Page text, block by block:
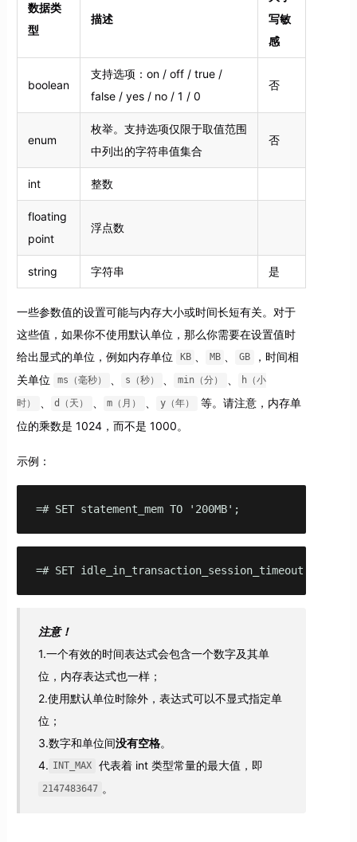
数据类
型
描述
写敏
感
boolean
支持选项：on / off / true /
false / yes / no / 1 / 0
否
enum
枚举。支持选项仅限于取值范围
中列出的字符串值集合
否
int 整数
floating
point
浮点数
string 字符串 是
一些参数值的设置可能与内存大小或时间长短有关。对于
这些值，如果你不使用默认单位，那么你需要在设置值时
给出显式的单位，例如内存单位
KB MB GB
，时间相
关单位
ms（毫秒） s（秒） min（分） h（小
时） d（天） m（月） y（年）
等。请注意，内存单
位的乘数是 1024，而不是 1000。
示例：
=# SET statement_mem TO '200MB';
=# SET idle_in_transaction_session_timeout TO
注意！
1.一个有效的时间表达式会包含一个数字及其单
位，内存表达式也一样；
2.使用默认单位时除外，表达式可以不显式指定单
位；
3.数字和单位间没有空格。
4. INT_MAX 代表着 int 类型常量的最大值，即
2147483647 。